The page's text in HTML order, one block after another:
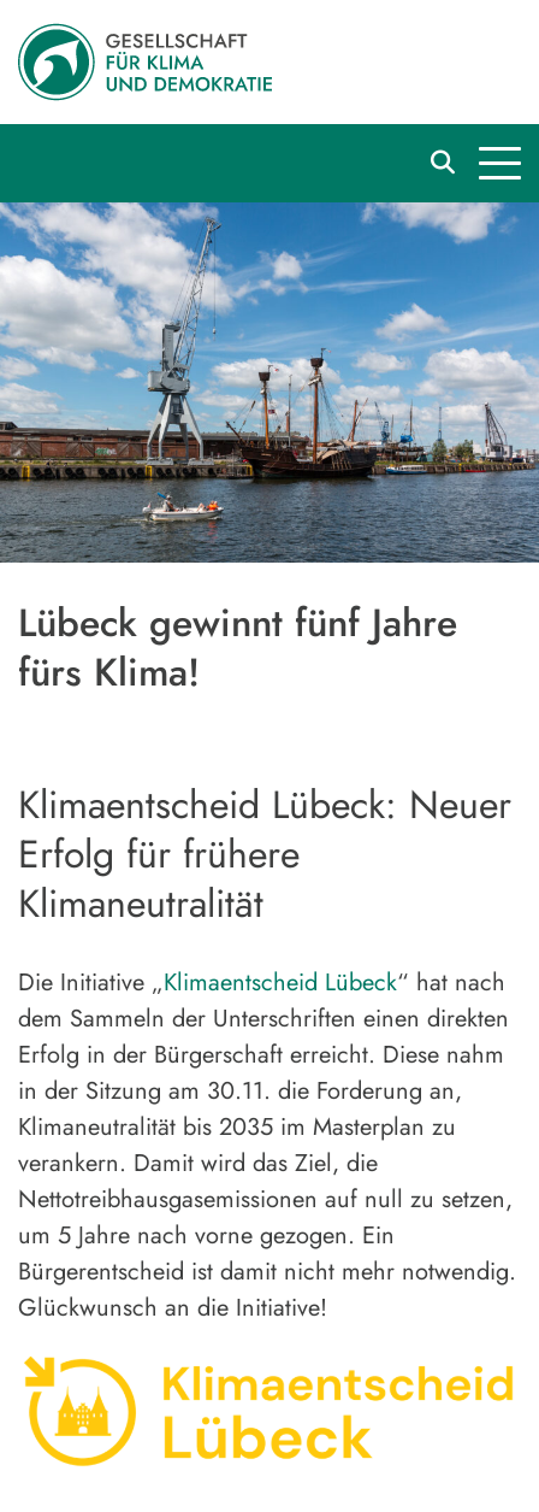
Lübeck gewinnt fünf Jahre
fürs Klima!
13. Dezember 2023 Aktuelles
Klimaentscheid Lübeck: Neuer
Erfolg für frühere
Klimaneutralität
Die Initiative „Klimaentscheid Lübeck“ hat nach
dem Sammeln der Unterschriften einen direkten
Erfolg in der Bürgerschaft erreicht. Diese nahm
in der Sitzung am 30.11. die Forderung an,
Klimaneutralität bis 2035 im Masterplan zu
verankern. Damit wird das Ziel, die
Nettotreibhausgasemissionen auf null zu setzen,
um 5 Jahre nach vorne gezogen. Ein
Bürgerentscheid ist damit nicht mehr notwendig.
Glückwunsch an die Initiative!